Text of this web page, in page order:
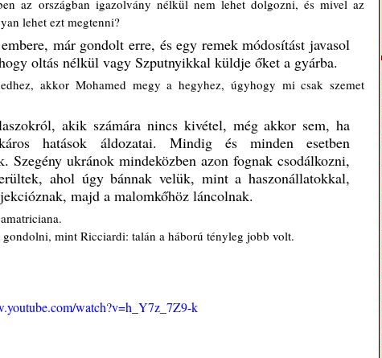
lehet ezt megtenni?
már gondolt erre, és egy remek módosítást javasol
oltás nélkül vagy Szputnyikkal küldje őket a gyárba.
akik számára nincs kivétel, még akkor sem, ha
hatások áldozatai. Mindig és minden esetben
Szegény ukránok mindeközben azon fognak csodálkozni,
ahol úgy bánnak velük, mint a haszonállatokkal,
majd a malomkőhöz láncolnak.
mint Ricciardi: talán a háború tényleg jobb volt.
watch?v=h_Y7z_7Z9-k